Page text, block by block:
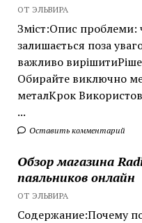
ОТ ЭЛЬВИРА
Зміст:Опис проблеми:
залишається поза
важливо
Обирайте виключно
металКрок
...
Оставить комментарий
Обзор магазина
паяльников онлайн
ОТ ЭЛЬВИРА
Содержание:Почему